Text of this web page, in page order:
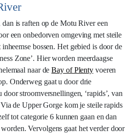
is raften op de Motu River een
een onbedorven omgeving met steile
bossen. Het gebied is door de
Zone’. Hier worden meerdaagse
naar deBay of Plenty voeren
Onderweg gaat u door drie
stroomversnellingen, ‘rapids’, van
de Upper Gorge kom je steile rapids
tot categorie 6 kunnen gaan en dan
Vervolgens gaat het verder door